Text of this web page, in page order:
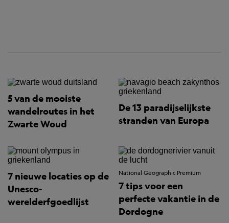
5 van de mooiste
wandelroutes in het
Zwarte Woud
De 13 paradijselijkste
stranden van Europa
7 nieuwe locaties op de
Unesco-
werelderfgoedlijst
National Geographic Premium
7 tips voor een
perfecte vakantie in de
Dordogne